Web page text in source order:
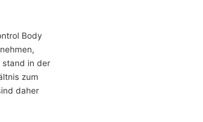
Body
stand in der
zum
daher